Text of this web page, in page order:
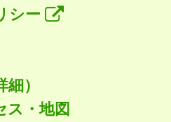
シー
）
ス・地図